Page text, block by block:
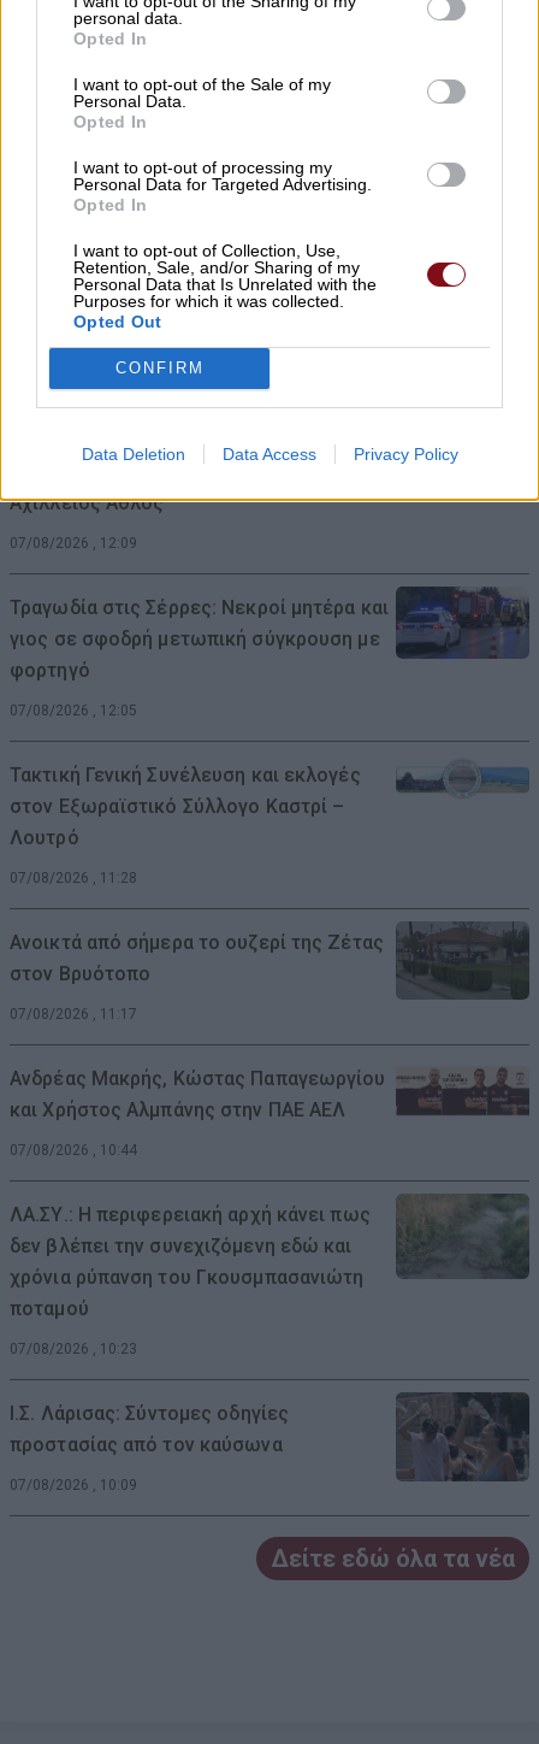
personal data.
Opted In
I want to opt-out of the Sale of my
Personal Data.
Opted In
I want to opt-out of processing my
Personal Data for Targeted Advertising.
Opted In
I want to opt-out of Collection, Use,
Retention, Sale, and/or Sharing of my
Personal Data that Is Unrelated with the
Purposes for which it was collected.
Opted Out
CONFIRM
Data Deletion Data Access Privacy Policy
07/08/2026 , 15:06
Δηλώσεις συμμετοχής για τα
Masterclasses στη Γιορτή Κρασιού
Αμπελώνα 2026
Τουρκία, Σαουδική Αραβία, και Πακιστάν
προχωρούν σε κοινή αμυντική συμφωνία
07/08/2026 , 14:01
Τα Φάρσαλα τρέχουν ξανά στα χνάρια του
Αχιλλέα – Στις 27 Σεπτεμβρίου ο 12ος
Αχίλλειος Άθλος
07/08/2026 , 12:09
Τραγωδία στις Σέρρες: Νεκροί μητέρα και
γιος σε σφοδρή μετωπική σύγκρουση με
φορτηγό
07/08/2026 , 12:05
Τακτική Γενική Συνέλευση και εκλογές
στον Εξωραϊστικό Σύλλογο Καστρί –
Λουτρό
07/08/2026 , 11:28
Ανοικτά από σήμερα το ουζερί της Ζέτας
στον Βρυότοπο
07/08/2026 , 11:17
Ανδρέας Μακρής, Κώστας Παπαγεωργίου
και Χρήστος Αλμπάνης στην ΠΑΕ ΑΕΛ
07/08/2026 , 10:44
ΛΑ.ΣΥ.: Η περιφερειακή αρχή κάνει πως
δεν βλέπει την συνεχιζόμενη εδώ και
χρόνια ρύπανση του Γκουσμπασανιώτη
ποταμού
07/08/2026 , 10:23
Ι.Σ. Λάρισας: Σύντομες οδηγίες
προστασίας από τον καύσωνα
07/08/2026 , 10:09
Δείτε εδώ όλα τα νέα